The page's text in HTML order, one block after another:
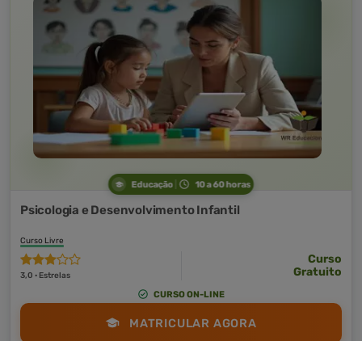
Educação 10 a 60 horas
Psicologia e Desenvolvimento Infantil
Curso Livre
3,0 · Estrelas
Curso
Gratuito
CURSO ON-LINE
MATRICULAR AGORA